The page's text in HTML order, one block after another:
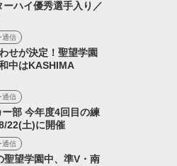
ニュース
ハイ優秀選手入り／
通信
せが決定！聖望学園
中はKASHIMA
通信
部 今年度4回目の練
22(土)に開催
通信
聖望学園中、準V・南